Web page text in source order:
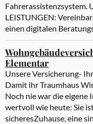
Fahrerassistenzsystem.
LEISTUNGEN:
einen digitalen
Elementar
Unsere Versicherung-
Damit ihr Traumhaus
Noch nie war die eigene
wertvoll wie heute: Sie
sicheresZuhause, eine